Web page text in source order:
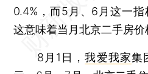
0.4%，而5月、6月这一指
这意味着当月北京二手房价
8月1日，我爱我家集